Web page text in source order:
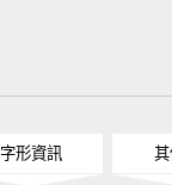
字形資訊